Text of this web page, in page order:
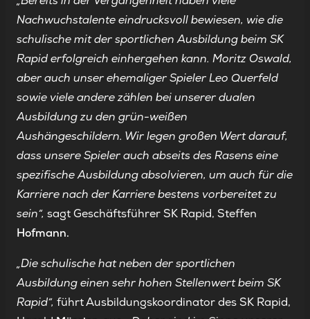
Nachwuchstalente eindrucksvoll bewiesen, wie die
schulische mit der sportlichen Ausbildung beim SK
Rapid erfolgreich einhergehen kann. Moritz Oswald,
aber auch unser ehemaliger Spieler Leo Querfeld
sowie viele andere zählen bei unserer dualen
Ausbildung zu den grün-weißen
Aushängeschildern. Wir legen großen Wert darauf,
dass unsere Spieler auch abseits des Rasens eine
spezifische Ausbildung absolvieren, um auch für die
Karriere nach der Karriere bestens vorbereitet zu
sein“, sagt Geschäftsführer SK Rapid, Steffen
Hofmann.
„Die schulische hat neben der sportlichen
Ausbildung einen sehr hohen Stellenwert beim SK
Rapid“, führt Ausbildungskoordinator des SK Rapid,